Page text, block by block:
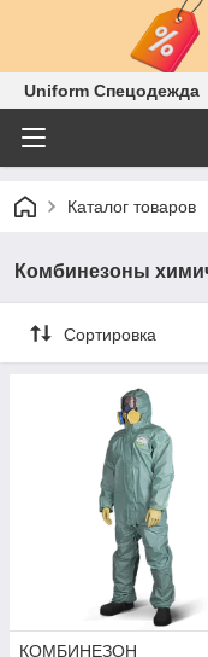
Uniform Спецодежда
Каталог товаров
Комбинезоны
Сортировка
КОМБИНЕЗОН